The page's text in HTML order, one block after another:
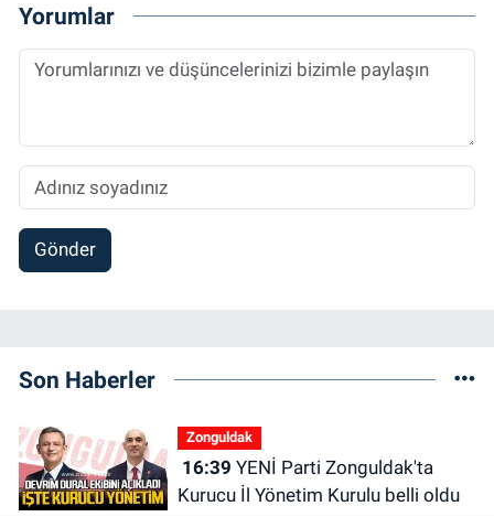
Yorumlar
Gönder
Son Haberler
Zonguldak
16:39
Kurucu İl Yönetim Kurulu belli oldu